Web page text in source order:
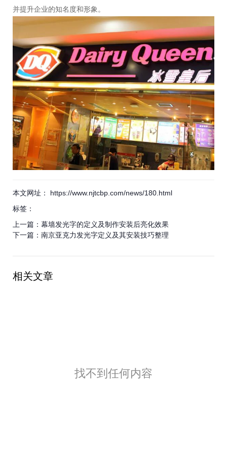
并提升企业的知名度和形象。
本文网址： https://www.njtcbp.com/news/180.html
标签：
上一篇： 幕墙发光字的定义及制作安装后亮化效果
下一篇： 南京亚克力发光字定义及其安装技巧整理
相关文章
找不到任何内容